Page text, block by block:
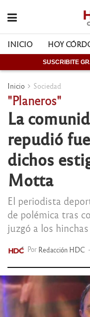
INICIO HOY
SUSCRIBITE
Inicio Sociedad
"Planeros"
La
repudió
dichos
Motta
El periodista
de polémica tras
juzgó a los
Por Redacción HDC